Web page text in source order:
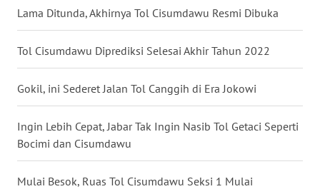
Lama Ditunda, Akhirnya Tol Cisumdawu Resmi Dibuka
Tol Cisumdawu Diprediksi Selesai Akhir Tahun 2022
Gokil, ini Sederet Jalan Tol Canggih di Era Jokowi
Ingin Lebih Cepat, Jabar Tak Ingin Nasib Tol Getaci Seperti
Bocimi dan Cisumdawu
Mulai Besok, Ruas Tol Cisumdawu Seksi 1 Mulai
KALSEL
WN
KALTIM
WN